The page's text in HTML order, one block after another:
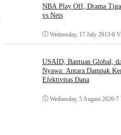
NBA Play Off, Drama
vs Nets
Wednesday, 17 July 2013•8
USAID, Bantuan Global,
Nyawa: Antara Dampak
Efektivitas Dana
Wednesday, 5 August 2026•7